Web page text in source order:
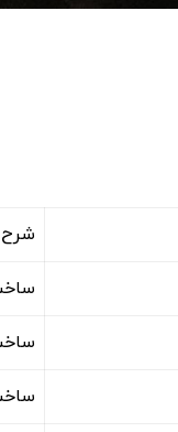
ساخت 50